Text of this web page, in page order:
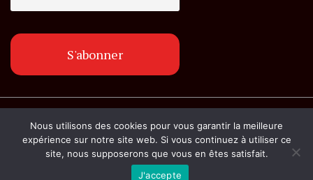
© Copyright lemagazineinfo.fr. Tous droits
réservés.
Nous utilisons des cookies pour vous garantir la meilleure
expérience sur notre site web. Si vous continuez à utiliser ce
site, nous supposerons que vous en êtes satisfait.
J'accepte